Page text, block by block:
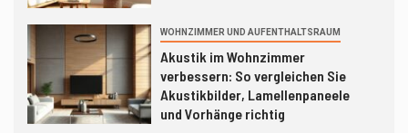
Küchenarbeitsplatte erneuern: So
vergleichen Sie Folie,
Aufsatzplatte und Austausch
WOHNZIMMER UND AUFENTHALTSRAUM
Akustik im Wohnzimmer
verbessern: So vergleichen Sie
Akustikbilder, Lamellenpaneele
und Vorhänge richtig